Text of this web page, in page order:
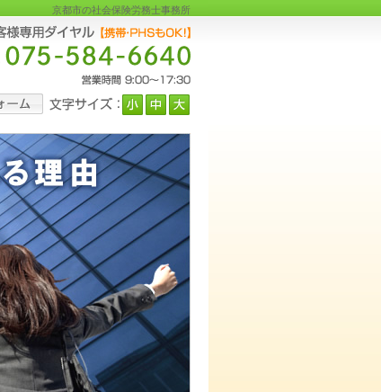
京都市の社会保険労務士事務所